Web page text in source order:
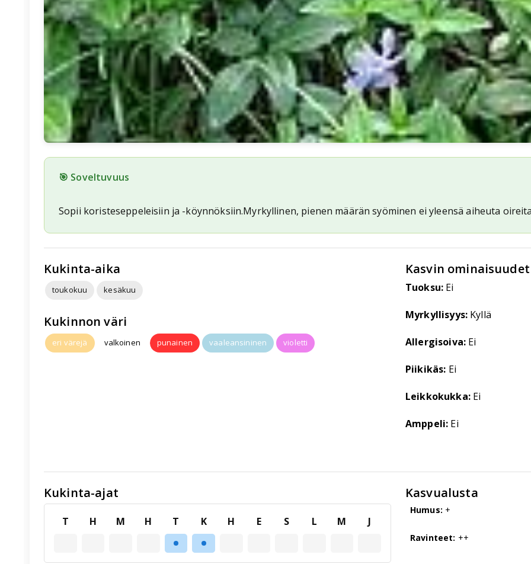
🎯 Soveltuvuus
Sopii koristeseppeleisiin ja -köynnöksiin.Myrkyllinen, pienen määrän syöminen ei yleensä aiheuta
Kukinta-aika
toukokuu kesäkuu
Kukinnon väri
eri värejä valkoinen punainen vaaleansininen violetti
Kasvin ominaisuudet
Tuoksu: Ei
Myrkyllisyys: Kyllä
Allergisoiva: Ei
Piikikäs: Ei
Leikkokukka: Ei
Amppeli: Ei
Kukinta-ajat
T H M H T K H E S L M J
Kasvualusta
Humus: +
Ravinteet: ++